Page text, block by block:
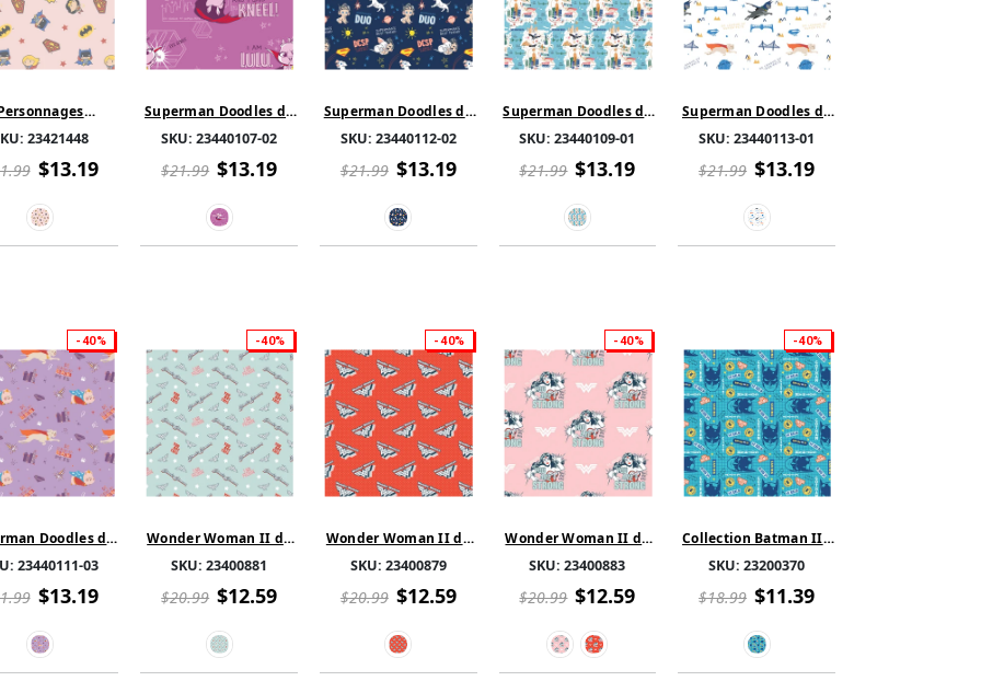
Filles héroïnes
-
Rose
23421448
$13.19
Superman Doodles de
l'Espace Dessin - Coton
- Bleu
SKU:23440107-02
$21.99 $13.19
Superman Doodles de
l'Espace Dessin - Coton
- Bleu
SKU: 23440112-02
$21.99 $13.19
Superman Doodles de
l'Espace Dessin - Coton
- Bleu
SKU:23440109-01
$21.99 $13.19
Superman Doodles de
l'Espace Dessin - Coton
- Bleu
SKU:23440113-01
$21.99 $13.19
-40%
Doodles de
Dessin - Coton
- Bleu
23440111-03
$13.19
-40%
Wonder Woman II de
Assortis - Coton - Bleu
Pâle
SKU:23400881
$20.99 $12.59
-40%
Wonder Woman II de
Points - Coton - Rouge
SKU: 23400879
$20.99 $12.59
-40%
Wonder Woman II de
Coton
SKU:23400883
$20.99 $12.59
-40%
Collection Batman II -
City - Coton - Bleu
SKU:23200370
$18.99 $11.39